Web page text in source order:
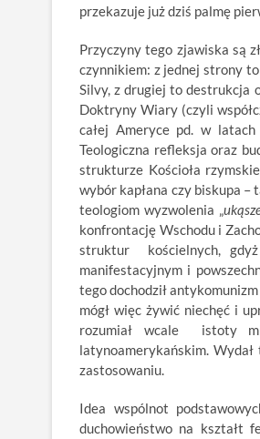
przekazuje już dziś palmę
Przyczyny tego zjawiska są
czynnikiem: z jednej strony
Silvy, z drugiej to destrukcja
Doktryny Wiary (czyli
całej Ameryce pd. w
Teologiczna refleksja oraz
strukturze Kościoła
wybór kapłana czy biskupa
teologiom wyzwolenia „
konfrontację Wschodu i
struktur kościelnych, gdyż
manifestacyjnym i
tego dochodził
mógł więc żywić niechęć i
rozumiał wcale istoty
latynoamerykańskim.
zastosowaniu.
Idea wspólnot
duchowieństwo na kształt